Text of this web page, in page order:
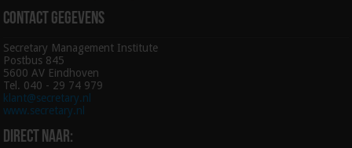
Contact gegevens
Secretary Management Institute
Postbus 845
5600 AV Eindhoven
Tel. 040 - 29 74 979
klant@secretary.nl
www.secretary.nl
Direct naar: